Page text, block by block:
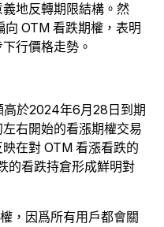
地反轉期限結構。然
OTM 看跌期權，表明
行價格走勢。
於2024年6月28日到期
右開始的看漲期權交易
在對 OTM 看漲看跌的
的看跌持倉形成鮮明對
，因爲所有用戶都會關